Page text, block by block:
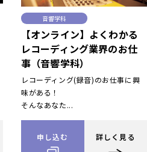
音響学科
【オンライン】よくわかる
レコーディング業界のお仕
事（音響学科）
レコーディング(録音)のお仕事に興
味がある！
そんなあなた...
申し込む 詳しく見る